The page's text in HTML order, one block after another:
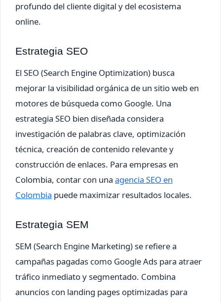
profundo del cliente digital y del ecosistema
online.
Estrategia SEO
El SEO (Search Engine Optimization) busca
mejorar la visibilidad orgánica de un sitio web en
motores de búsqueda como Google. Una
estrategia SEO bien diseñada considera
investigación de palabras clave, optimización
técnica, creación de contenido relevante y
construcción de enlaces. Para empresas en
Colombia, contar con una agencia SEO en
Colombia puede maximizar resultados locales.
Estrategia SEM
SEM (Search Engine Marketing) se refiere a
campañas pagadas como Google Ads para atraer
tráfico inmediato y segmentado. Combina
anuncios con landing pages optimizadas para